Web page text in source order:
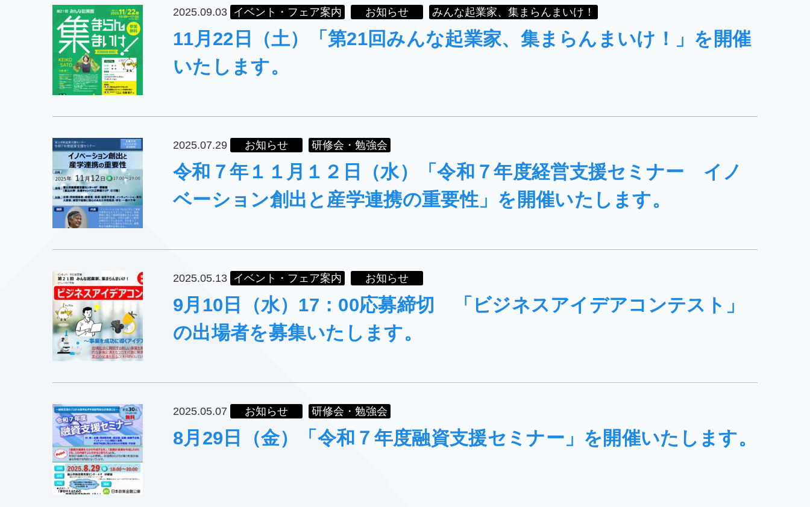
2025.09.03 イベント・フェア案内 お知らせ みんな起業家、集まらんまいけ！
11月22日（土）「第21回みんな起業家、集まらんまいけ！」を開催
いたします。
2025.07.29 お知らせ 研修会・勉強会
令和７年１１月１２日（水）「令和７年度経営支援セミナー イノ
ベーション創出と産学連携の重要性」を開催いたします。
2025.05.13 イベント・フェア案内 お知らせ
9月10日（水）17：00応募締切 「ビジネスアイデアコンテスト」
の出場者を募集いたします。
2025.05.07 お知らせ 研修会・勉強会
8月29日（金）「令和７年度融資支援セミナー」を開催いたします。